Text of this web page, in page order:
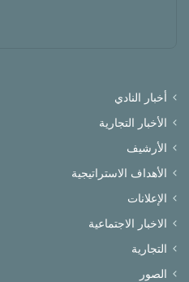
أخبار النادي
الأخبار التجارية
الأرشيف
الأهداف الاستراتيجية
الإعلانات
الاخبار الاجتماعية
التجارية
الصور